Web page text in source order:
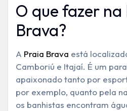
O que fazer na
Brava?
A Praia Brava está
Camboriú e Itajaí. É um
apaixonado tanto por
por exemplo, quanto pela
os banhistas encontram